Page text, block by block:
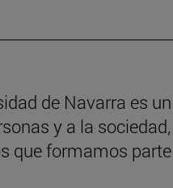
de Navarra es un
y a la
que formamos